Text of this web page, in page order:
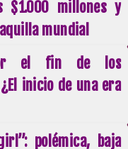
$1.000 millones y
mundial
el fin de los
inicio de una era
polémica, baja